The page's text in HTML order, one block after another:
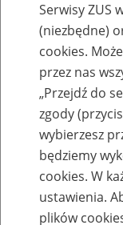
Emerytury
Baza
Serwisy ZUS
(niezbędne)
cookies.
przez nas
„Przejdź do
zgody
wybierzesz
będziemy
cookies. W
ustawienia.
plików